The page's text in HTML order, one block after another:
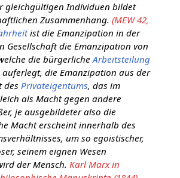
gleichgültigen Individuen bildet
Zusammenhang. (MEW 42,
ist die Emanzipation in der
Gesellschaft die Emanzipation von
die bürgerlicheArbeitsteilung
auferlegt, die Emanzipation aus der
des Privateigentums, das im
als Macht gegen andere
je ausgebildeter also die
Macht erscheint innerhalb des
um so egoistischer,
seinem eignen Wesen
der Mensch. Karl Marx in